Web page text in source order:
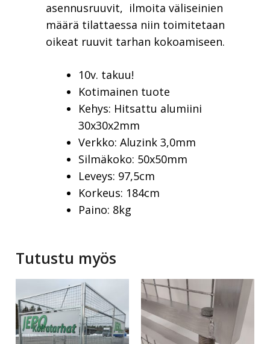
asennusruuvit, ilmoita väliseinien
määrä tilattaessa niin toimitetaan
oikeat ruuvit tarhan kokoamiseen.
10v. takuu!
Kotimainen tuote
Kehys: Hitsattu alumiini
30x30x2mm
Verkko: Aluzink 3,0mm
Silmäkoko: 50x50mm
Leveys: 97,5cm
Korkeus: 184cm
Paino: 8kg
Tutustu myös